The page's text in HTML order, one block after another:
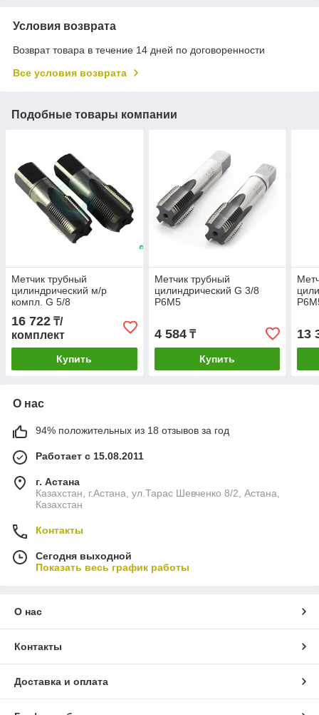
Условия возврата
Возврат товара в течение 14 дней по договоренности
Все условия возврата
Подобные товары компании
Метчик трубный
цилиндрический м/р
компл. G 5/8
16 722 ₸/
комплект
Купить
Метчик трубный
цилиндрический G 3/8
Р6М5
4 584₸
Купить
13
О нас
94% положительных из 18 отзывов за год
Работает с 15.08.2011
г. Астана
Казахстан, г.Астана, ул.Тарас Шевченко 8/2, Астана,
Казахстан
Контакты
Сегодня выходной
Показать весь график работы
О нас
Контакты
Доставка и оплата